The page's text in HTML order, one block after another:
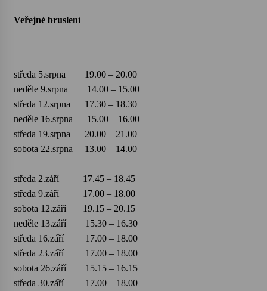
Vysočinka
Ozvěny prázdnin
Za kulturou kousek za Humpolec. V Želivě ožije
Želiv
3. 7. 2026
Veřejné bruslení
středa 5.srpna 19.00 – 20.00
neděle 9.srpna 14.00 – 15.00
středa 12.srpna 17.30 – 18.30
neděle 16.srpna 15.00 – 16.00
středa 19.srpna 20.00 – 21.00
sobota 22.srpna 13.00 – 14.00
středa 2.září 17.45 – 18.45
středa 9.září 17.00 – 18.00
sobota 12.září 19.15 – 20.15
neděle 13.září 15.30 – 16.30
středa 16.září 17.00 – 18.00
středa 23.září 17.00 – 18.00
sobota 26.září 15.15 – 16.15
středa 30.září 17.00 – 18.00